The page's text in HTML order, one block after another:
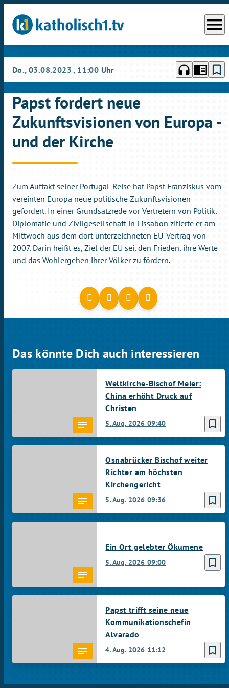
menu
Do., 03.08.2023, 11:00 Uhr headphones chrome_reader_mode bookmark_border
Papst fordert neue
Zukunftsvisionen von Europa -
und der Kirche
Zum Auftakt seiner Portugal-Reise hat Papst Franziskus vom
vereinten Europa neue politische Zukunftsvisionen
gefordert. In einer Grundsatzrede vor Vertretern von Politik,
Diplomatie und Zivilgesellschaft in Lissabon zitierte er am
Mittwoch aus dem dort unterzeichneten EU-Vertrag von
2007. Darin heißt es, Ziel der EU sei, den Frieden, ihre Werte
und das Wohlergehen ihrer Völker zu fördern.
Das könnte Dich auch interessieren
bookmark_border
5. Aug. 2026 09:40
Weltkirche-Bischof Meier:
China erhöht Druck auf
Christen
bookmark_border
5. Aug. 2026 09:36
Osnabrücker Bischof weiter
Richter am höchsten
Kirchengericht
bookmark_border
5. Aug. 2026 09:00
Ein Ort gelebter Ökumene
bookmark_border
4. Aug. 2026 11:12
Papst trifft seine neue
Kommunikationschefin
Alvarado